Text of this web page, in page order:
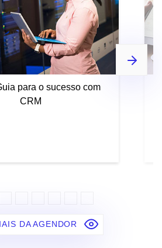
para o sucesso com
CRM
DA AGENDOR